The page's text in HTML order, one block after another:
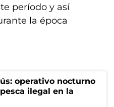
período y así
la época
operativo nocturno
ilegal en la